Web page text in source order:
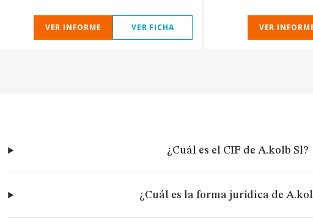
VER INFORME VER FICHA VER
¿Cuál es el CIF de A.kolb Sl?
¿Cuál es la forma jurídica de